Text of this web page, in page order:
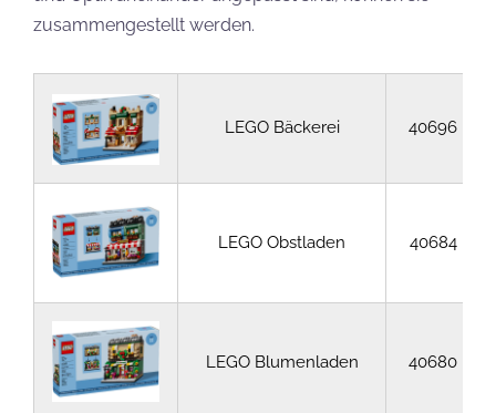
zusammengestellt werden.
LEGO Bäckerei 40696
LEGO Obstladen 40684
LEGO Blumenladen 40680